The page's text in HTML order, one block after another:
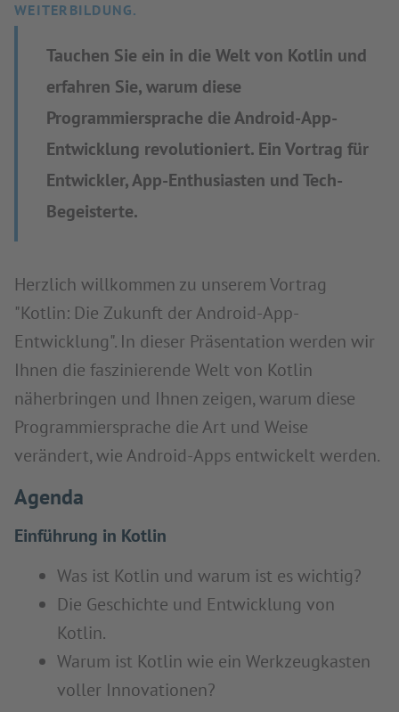
WEITERBILDUNG.
Tauchen Sie ein in die Welt von Kotlin und
erfahren Sie, warum diese
Programmiersprache die Android-App-
Entwicklung revolutioniert. Ein Vortrag für
Entwickler, App-Enthusiasten und Tech-
Begeisterte.
Herzlich willkommen zu unserem Vortrag
"Kotlin: Die Zukunft der Android-App-
Entwicklung". In dieser Präsentation werden wir
Ihnen die faszinierende Welt von Kotlin
näherbringen und Ihnen zeigen, warum diese
Programmiersprache die Art und Weise
verändert, wie Android-Apps entwickelt werden.
Agenda
Einführung in Kotlin
Was ist Kotlin und warum ist es wichtig?
Die Geschichte und Entwicklung von
Kotlin.
Warum ist Kotlin wie ein Werkzeugkasten
voller Innovationen?